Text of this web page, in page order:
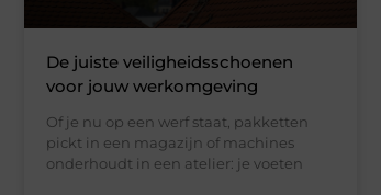
De juiste veiligheidsschoenen
voor jouw werkomgeving
Of je nu op een werf staat, pakketten
pickt in een magazijn of machines
onderhoudt in een atelier: je voeten